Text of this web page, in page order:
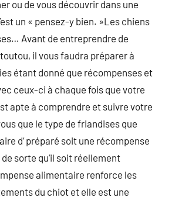
ou de vous découvrir dans une
un « pensez-y bien. »Les chiens
Avant de entreprendre de
il vous faudra préparer à
étant donné que récompenses et
ceux-ci à chaque fois que votre
apte à comprendre et suivre votre
que le type de friandises que
d’ préparé soit une récompense
sorte qu’il soit réellement
alimentaire renforce les
du chiot et elle est une